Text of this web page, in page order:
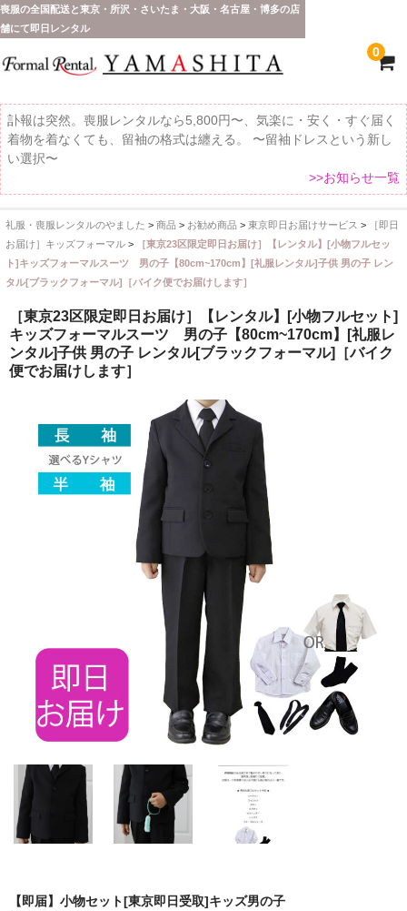
喪服の全国配送と東京・所沢・さいたま・大阪・名古屋・博多の店
舗にて即日レンタル
0
訃報は突然。喪服レンタルなら5,800円〜、気楽に・安く・すぐ届く
着物を着なくても、留袖の格式は纏える。 〜留袖ドレスという新し
い選択〜
>>お知らせ一覧
ホーム
全 国 配 送
受取り場所が選べます
東京即日バイク便
ご注文の流れ
よくあるご質問
礼服・喪服レンタルのやました > 商品> お勧め商品> 東京即日お届けサービス >
［即日
お届け］キッズフォーマル>
［東京23区限定即日お届け］【レンタル】[小物フルセッ
ト]キッズフォーマルスーツ 男の子【80cm~170cm】[礼服レンタル]子供 男の子 レン
タル[ブラックフォーマル]［バイク便でお届けします］
［東京23区限定即日お届け］【レンタル】[小物フルセット]
キッズフォーマルスーツ 男の子【80cm~170cm】[礼服レ
ンタル]子供 男の子 レンタル[ブラックフォーマル]［バイク
便でお届けします］
【即届】小物セット[東京即日受取]キッズ男の子